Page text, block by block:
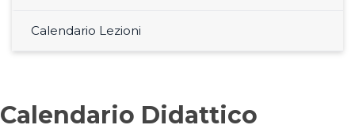
Calendario Lezioni
Calendario Didattico